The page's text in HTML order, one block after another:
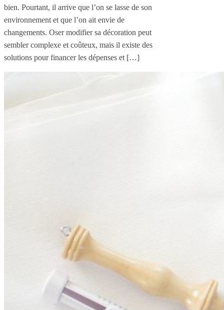
bien. Pourtant, il arrive que l’on se lasse de son
environnement et que l’on ait envie de
changements. Oser modifier sa décoration peut
sembler complexe et coûteux, mais il existe des
solutions pour financer les dépenses et […]